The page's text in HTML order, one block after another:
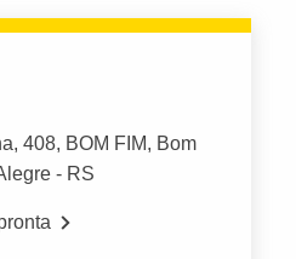
408, BOM FIM, Bom
- RS